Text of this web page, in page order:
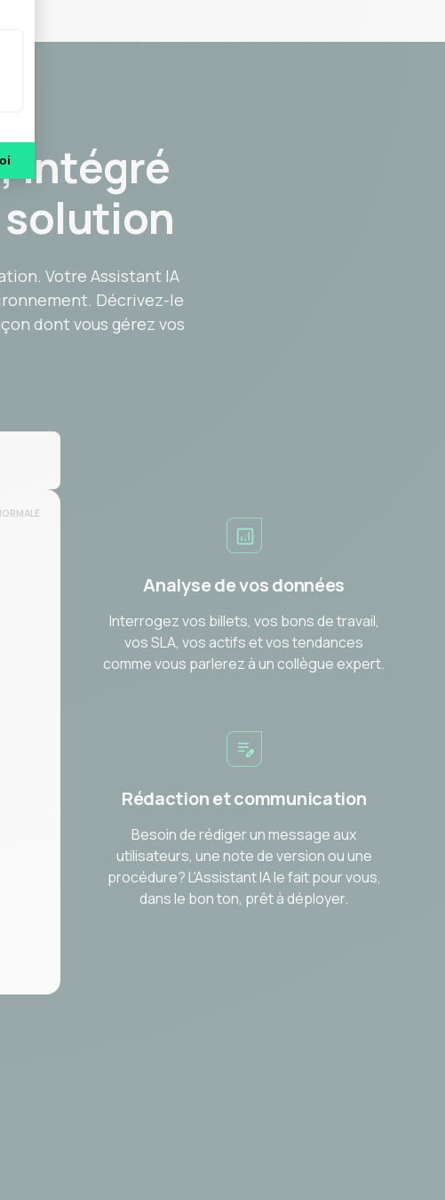
intégré
Votre Assistant IA
Décrivez-le
dont vous gérez vos
Analyse de vos données
Interrogez vos billets, vos bons de travail,
vos SLA, vos actifs et vos tendances
comme vous parlerez à un collègue expert.
Rédaction et communication
Besoin de rédiger un message aux
utilisateurs, une note de version ou une
procédure? L'Assistant IA le fait pour vous,
dans le bon ton, prêt à déployer.